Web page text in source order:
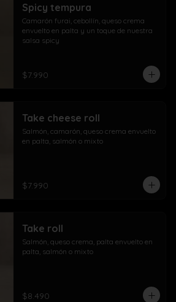
Spicy tempura
Camarón furai, cebollín, queso crema
envuelto en palta y un toque de nuestra
salsa spicy
$7.990
Take cheese roll
Salmón, camarón, queso crema envuelto
en palta, salmón o mixto
$7.990
Take roll
Salmón, queso crema, palta envuelto en
palta, salmón o mixto
$8.490